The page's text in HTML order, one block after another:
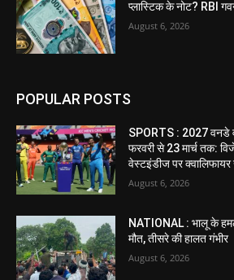
प्लास्टिक के नोट? RBI
August 6, 2026
POPULAR POSTS
SPORTS : 2027 वनडे
फरवरी से 23 मार्च तक:
वेस्टइंडीज पर
August 6, 2026
NATIONAL : भालू के
मौत, तीसरे की हालत गंभीर
August 6, 2026